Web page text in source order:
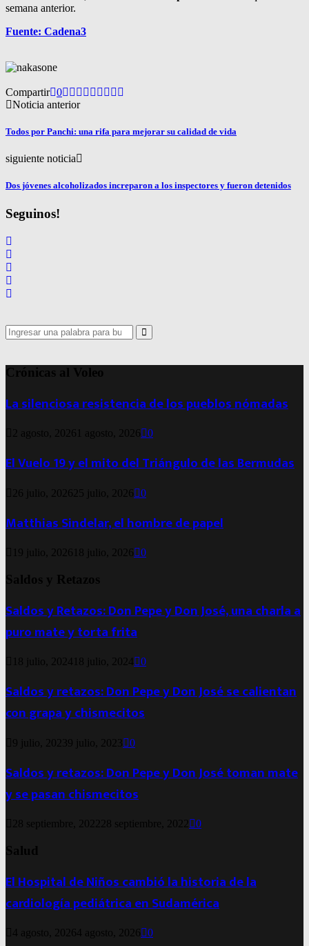
semana anterior.
Fuente: Cadena3
Compartir 0
Noticia anterior
Todos por Panchi: una rifa para mejorar su calidad de vida
siguiente noticia
Dos jóvenes alcoholizados increparon a los inspectores y fueron detenidos
Seguinos!
Search
for:
Search
Crónicas al Voleo
La silenciosa resistencia de los pueblos nómadas
2 agosto, 2026 1 agosto, 2026 0
El Vuelo 19 y el mito del Triángulo de las Bermudas
26 julio, 2026 25 julio, 2026 0
Matthias Sindelar, el hombre de papel
19 julio, 2026 18 julio, 2026 0
Saldos y Retazos
Saldos y Retazos: Don Pepe y Don José, una charla a
puro mate y torta frita
18 julio, 2024 18 julio, 2024 0
Saldos y retazos: Don Pepe y Don José se calientan
con grapa y chismecitos
9 julio, 20239 julio, 2023 0
Saldos y retazos: Don Pepe y Don José toman mate
y se pasan chismecitos
28 septiembre, 2022 28 septiembre, 2022 0
Salud
El Hospital de Niños cambió la historia de la
cardiología pediátrica en Sudamérica
4 agosto, 20264 agosto, 2026 0